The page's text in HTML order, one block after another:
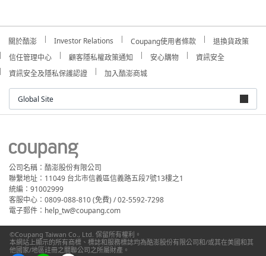
關於酷澎 Investor Relations Coupang使用者條款
退換貨政策
信任管理中心
顧客隱私權政策通知 安心購物
資訊安全
資訊安全及隱私保護認證
加入酷澎商城
Global Site
公司名稱：酷澎股份有限公司
聯繫地址：11049 台北市信義區信義路五段7號13樓之1
統編：91002999
客服中心：0809-088-810 (免費) / 02-5592-7298
電子郵件：help_tw@coupang.com
©Coupang Taiwan Co., Ltd. 保留所有權利。
本網站上顯示的所有商標、標誌和服務標誌均為酷澎股份有限公司和/或其在美國和其
他國家/地區註冊之關聯公司之所屬財產。